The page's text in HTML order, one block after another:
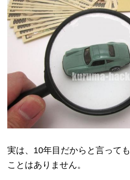
実は、10年目だからと言って
ことはありません。